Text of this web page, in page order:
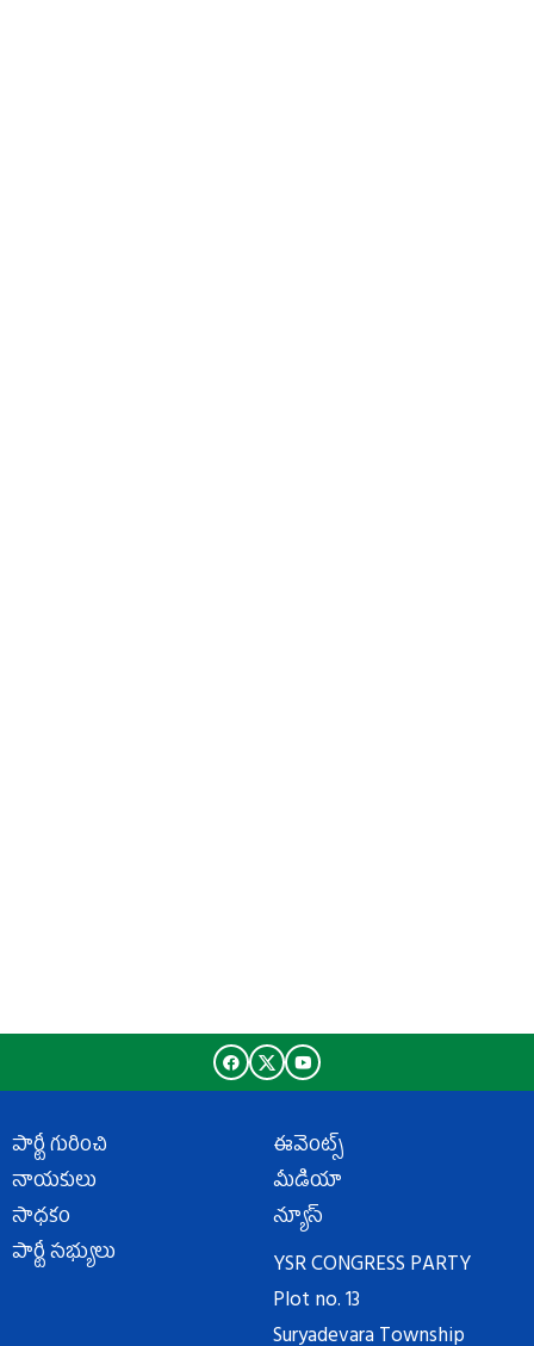
పార్టీ గురించి
నాయకులు
సాధకం
పార్టీ సభ్యులు
ఈవెంట్స్
మీడియా
న్యూస్
YSR CONGRESS PARTY
Plot no. 13
Suryadevara Township